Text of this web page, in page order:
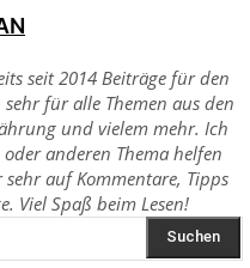
seit 2014 Beiträge für den
für alle Themen aus den
und vielem mehr. Ich
anderen Thema helfen
auf Kommentare, Tipps
Viel Spaß beim Lesen!
Suchen